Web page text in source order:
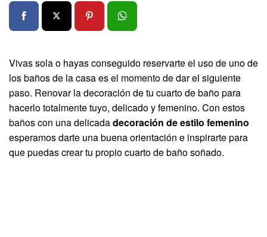
Vivas sola o hayas conseguido reservarte el uso de uno de
los baños de la casa es el momento de dar el siguiente
paso. Renovar la decoración de tu cuarto de baño para
hacerlo totalmente tuyo, delicado y femenino. Con estos
baños con una delicadadecoración de estilo femenino
esperamos darte una buena orientación e inspirarte para
que puedas crear tu propio cuarto de baño soñado.